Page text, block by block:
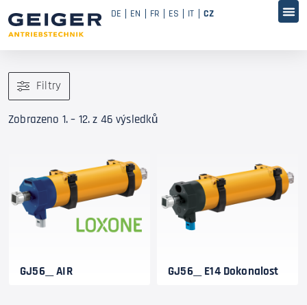
DE EN FR ES IT CZ
Filtry
Zobrazeno 1. – 12. z 46 výsledků
GJ56__ AIR GJ56__ E14 Dokonalost